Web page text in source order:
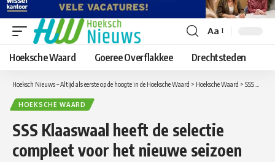
Lettergrootte
aanpassen
Aa
Hoeksche Waard Goeree Overflakkee Drechtsteden
Hoeksch Nieuws – Altijd als eerste op de hoogte in de Hoeksche Waard > Hoeksche Waard > SSS Klaaswaal heeft de selectie compleet voor het nieuwe seizoen
HOEKSCHE WAARD
SSS Klaaswaal heeft de selectie
compleet voor het nieuwe seizoen